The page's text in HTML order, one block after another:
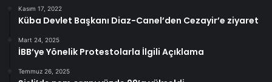
Kasım 17, 2022
Küba Devlet Başkanı Diaz-Canel’den Cezayir’e ziyaret
Mart 24, 2025
İBB’ye Yönelik Protestolarla İlgili Açıklama
Temmuz 26, 2025